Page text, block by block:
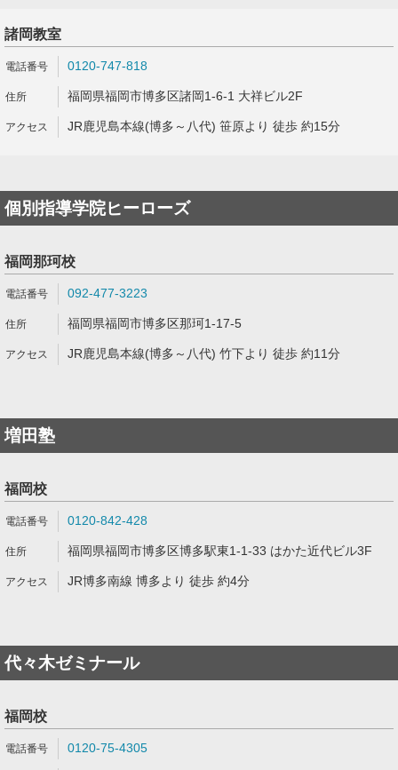
諸岡教室
0120-747-818
福岡県福岡市博多区諸岡1-6-1 大祥ビル2F
JR鹿児島本線(博多～八代) 笹原より 徒歩 約15分
個別指導学院ヒーローズ
福岡那珂校
092-477-3223
福岡県福岡市博多区那珂1-17-5
JR鹿児島本線(博多～八代) 竹下より 徒歩 約11分
増田塾
福岡校
0120-842-428
福岡県福岡市博多区博多駅東1-1-33 はかた近代ビル3F
JR博多南線 博多より 徒歩 約4分
代々木ゼミナール
福岡校
0120-75-4305